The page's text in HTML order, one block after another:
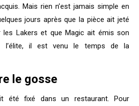
Mais rien n’est jamais simple en
jours après que la pièce ait jeté
Lakers et que Magic ait émis son
l’élite, il est venu le temps de la
le gosse
été fixé dans un restaurant. Pour